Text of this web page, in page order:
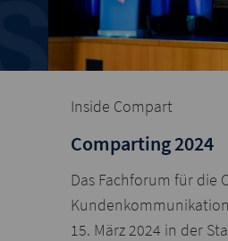
Inside Compart
Comparting 2024
Das Fachforum für die
15. März 2024 in der